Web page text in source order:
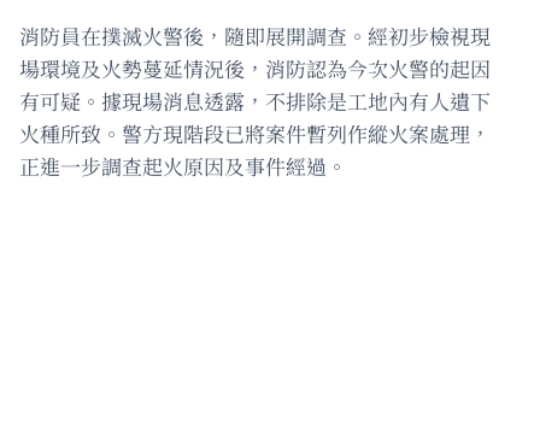
消防員在撲滅火警後，隨即展開調查。經初步檢視現
場環境及火勢蔓延情況後，消防認為今次火警的起因
有可疑。據現場消息透露，不排除是工地內有人遺下
火種所致。警方現階段已將案件暫列作縱火案處理，
正進一步調查起火原因及事件經過。